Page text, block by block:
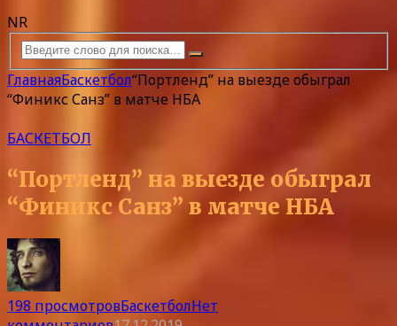
NR
ГлавнаяБаскетбол“Портленд” на выезде обыграл
“Финикс Санз” в матче НБА
БАСКЕТБОЛ
“Портленд” на выезде обыграл
“Финикс Санз” в матче НБА
198 просмотровБаскетболНет